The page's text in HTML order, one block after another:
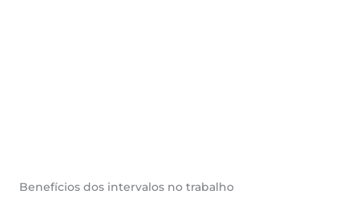
Benefícios dos intervalos no trabalho